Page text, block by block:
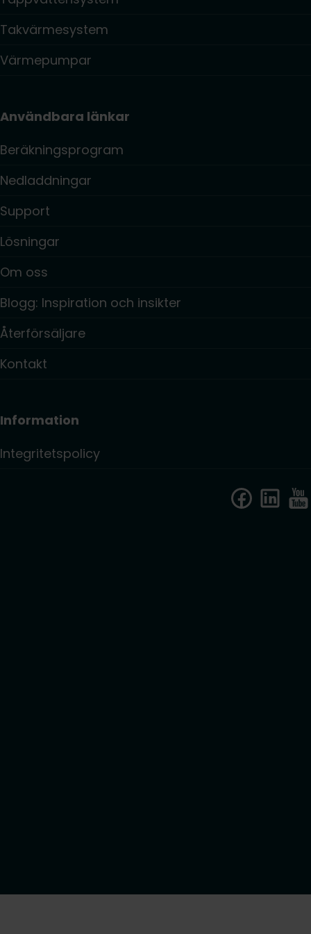
Takvärmesystem
Värmepumpar
Användbara länkar
Beräkningsprogram
Nedladdningar
Support
Lösningar
Om oss
Blogg: Inspiration och insikter
Återförsäljare
Kontakt
Information
Integritetspolicy